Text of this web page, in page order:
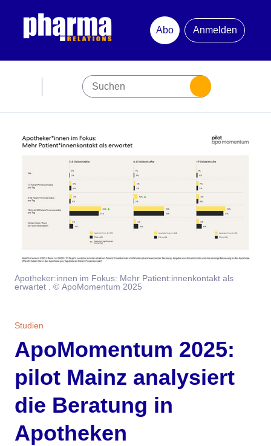
Abo
Anmelden
Jubiläum
Newsletter
Themen
Branche
Studien
Digital Health
Personen
Aktuelle Ausgabe
Ausgabenarchiv
Abonnement
Über uns
Kontakt
Team
Werben
Apotheker:innen im Fokus: Mehr Patient:innenkontakt als
erwartet . © ApoMomentum 2025
Studien
ApoMomentum 2025:
pilot Mainz analysiert
die Beratung in
Apotheken